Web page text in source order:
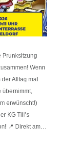
Prunksitzung
Wenn
Alltag mal
erwünscht!)
KG Till’s
📍 Direkt am…